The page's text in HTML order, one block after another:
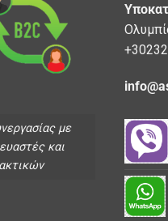
με
και